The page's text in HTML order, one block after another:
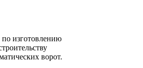
по изготовлению
ворот.